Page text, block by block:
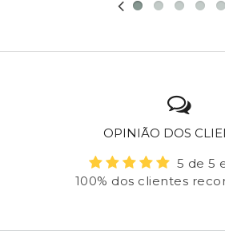
OPINIÃO DOS
5 de 5
100% dos clientes